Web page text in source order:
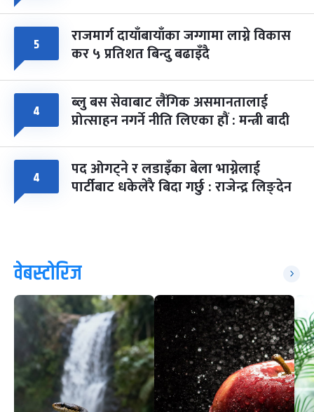
५ राजमार्ग दायाँबायाँका जग्गामा लाग्ने विकास
कर ५ प्रतिशत बिन्दु बढाइँदै
४ ब्लु बस सेवाबाट लैंगिक असमानतालाई
प्रोत्साहन नगर्ने नीति लिएका हौं : मन्त्री बादी
४ पद ओगट्ने र लडाइँका बेला भाग्नेलाई
पार्टीबाट धकेलेरै बिदा गर्छु : राजेन्द्र लिङ्देन
वेबस्टोरिज